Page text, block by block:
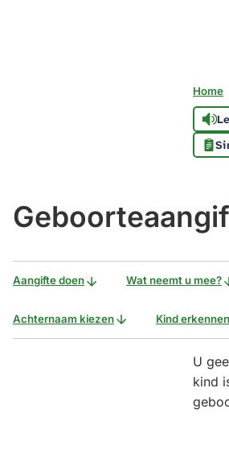
Home
Aangifte doen Wat neemt u mee?
Achternaam kiezen Kind erkennen
U
kind